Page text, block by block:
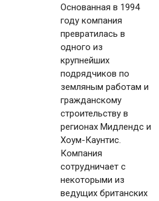
Основанная в 1994
году компания
превратилась в
одного из
крупнейших
подрядчиков по
земляным работам и
гражданскому
строительству в
регионах Мидлендс и
Хоум-Каунтис.
Компания
сотрудничает с
некоторыми из
ведущих британских